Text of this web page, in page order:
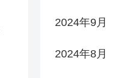
2024年9月
2024年8月